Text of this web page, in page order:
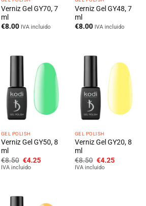
Verniz Gel GY70, 7
ml
€8.00 IVA incluido
Verniz Gel GY48, 7
ml
€8.00 IVA incluido
GEL POLISH
Verniz Gel GY50, 8
ml
€8.50 O
preço
€4.25O
IVA incluido
GEL POLISH
Verniz Gel GY20, 8
ml
€8.50 O
preço
€4.25O
IVA incluido